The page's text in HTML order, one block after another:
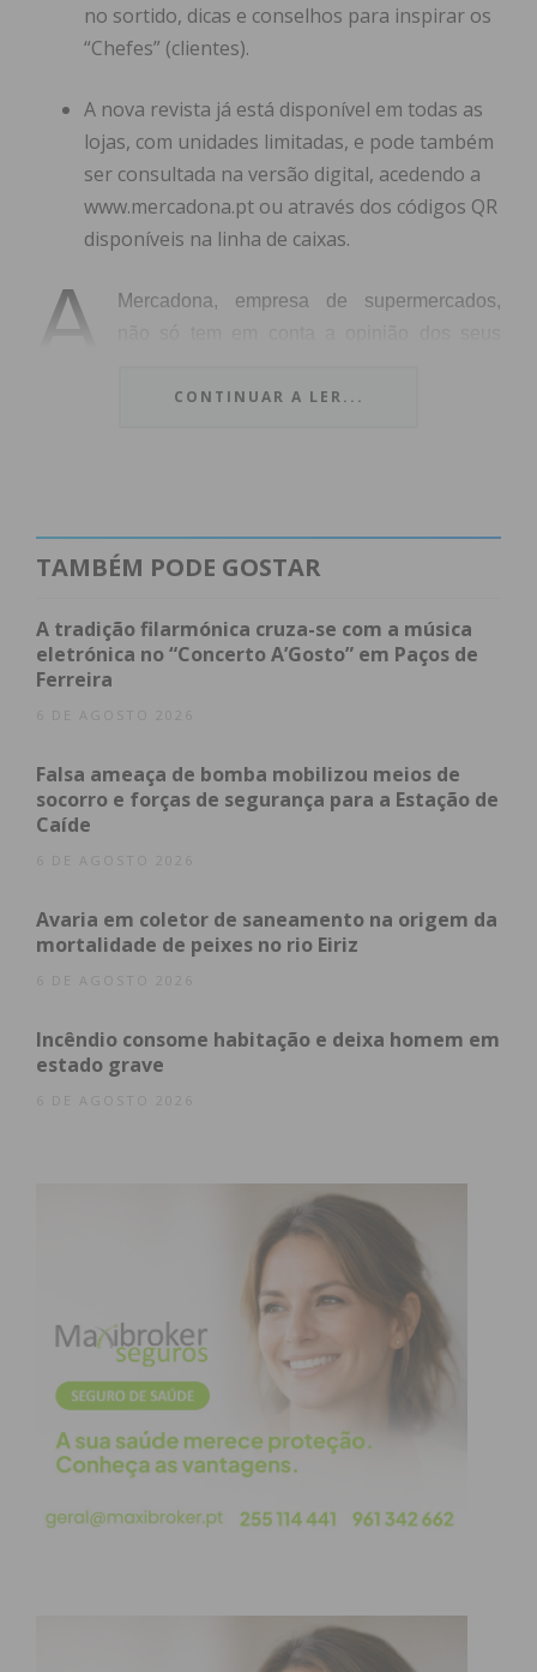
no sortido, dicas e conselhos para inspirar os
“Chefes” (clientes).
A nova revista já está disponível em todas as
lojas, com unidades limitadas, e pode também
ser consultada na versão digital, acedendo a
www.mercadona.pt ou através dos códigos QR
disponíveis na linha de caixas.
A
Mercadona, empresa de supermercados,
inovação e melhoria de sortido, como também o faz
as lojas (unidades limitadas), e em versão digital, em
localizados na linha de caixas.
empresa tradicionalmente publicava nesta altura do
ano – a de receitas e a da Perfumaria – se fundirem
nova revista
“Natal Mercadona 2023
oferece uma
solução muito mais prática.
necessidades dos “Chefes”, inclui os conteúdos
habituais (receitas especiais, ideias de presentes,
dicas e conselhos para surpreender nesta altura do
enchidos ou patés, fazer provas de queijos, combinar
vinhos e cocktails, ideias para pôr a mesa, refeições
prontas, vídeo de receitas e muitas outras dicas úteis.
Além do sortido habitual, nesta revista, os “Chefes”
poderão também consultar as novidades disponíveis
nos lineares da Mercadona para esta época do ano.
Máxima qualidade ao melhor preço
A Mercadona lançou a estratégia SPB (Sempre
por essa ordem, e cujo custo não mudava
CONTINUAR A LER...
TAMBÉM PODE GOSTAR
A tradição filarmónica cruza-se com a música
eletrónica no “Concerto A’Gosto” em Paços de
Ferreira
6 DE AGOSTO 2026
Falsa ameaça de bomba mobilizou meios de
socorro e forças de segurança para a Estação de
Caíde
6 DE AGOSTO 2026
Avaria em coletor de saneamento na origem da
mortalidade de peixes no rio Eiriz
6 DE AGOSTO 2026
Incêndio consome habitação e deixa homem em
estado grave
6 DE AGOSTO 2026